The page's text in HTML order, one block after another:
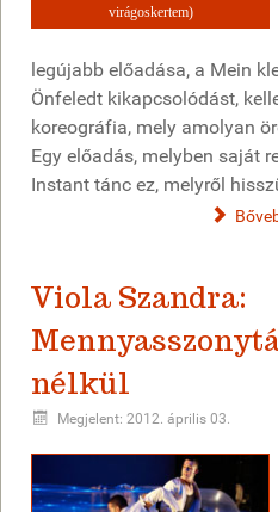
virágoskertem)
legújabb előadása, a Mein
Önfeledt kikapcsolódást,
koreográfia, mely amolyan
Egy előadás, melyben saját
Instant tánc ez, melyről
Viola Szandra:
nélkül
Megjelent: 2012. április 03.